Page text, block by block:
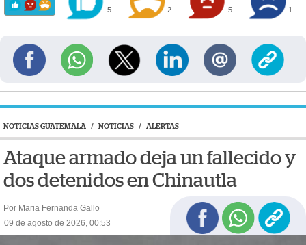
5 2 5 1
NOTICIAS GUATEMALA / NOTICIAS / ALERTAS
Ataque armado deja un fallecido y
dos detenidos en Chinautla
Por Maria Fernanda Gallo
09 de agosto de 2026, 00:53